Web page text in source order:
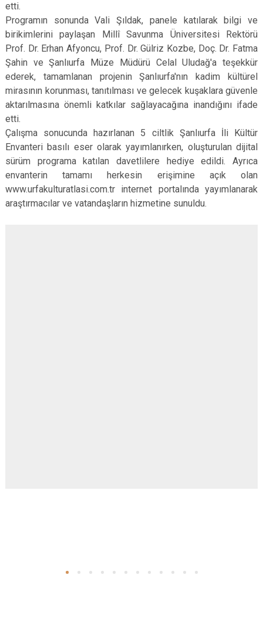
etti.
Programın sonunda Vali Şıldak, panele katılarak bilgi ve
birikimlerini paylaşan Millî Savunma Üniversitesi Rektörü
Prof. Dr. Erhan Afyoncu, Prof. Dr. Gülriz Kozbe, Doç. Dr. Fatma
Şahin ve Şanlıurfa Müze Müdürü Celal Uludağ'a teşekkür
ederek, tamamlanan projenin Şanlıurfa'nın kadim kültürel
mirasının korunması, tanıtılması ve gelecek kuşaklara güvenle
aktarılmasına önemli katkılar sağlayacağına inandığını ifade
etti.
Çalışma sonucunda hazırlanan 5 ciltlik Şanlıurfa İli Kültür
Envanteri basılı eser olarak yayımlanırken, oluşturulan dijital
sürüm programa katılan davetlilere hediye edildi. Ayrıca
envanterin tamamı herkesin erişimine açık olan
www.urfakulturatlasi.com.tr internet portalında yayımlanarak
araştırmacılar ve vatandaşların hizmetine sunuldu.